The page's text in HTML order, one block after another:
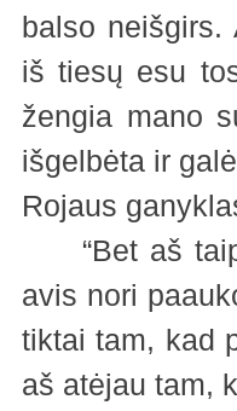
balso neišgirs.
iš tiesų esu
žengia mano
išgelbėta ir
Rojaus
“Bet aš taip
avis nori
tiktai tam, kad
aš atėjau tam,